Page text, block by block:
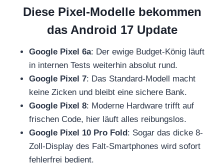
Diese Pixel-Modelle bekommen
das Android 17 Update
Google Pixel 6a: Der ewige Budget-König läuft
in internen Tests weiterhin absolut rund.
Google Pixel 7: Das Standard-Modell macht
keine Zicken und bleibt eine sichere Bank.
Google Pixel 8: Moderne Hardware trifft auf
frischen Code, hier läuft alles reibungslos.
Google Pixel 10 Pro Fold: Sogar das dicke 8-
Zoll-Display des Falt-Smartphones wird sofort
fehlerfrei bedient.